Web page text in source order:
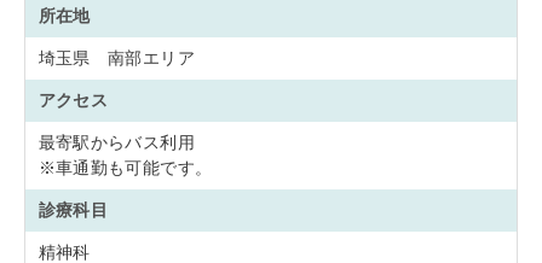
所在地
埼玉県 南部エリア
アクセス
最寄駅からバス利用
※車通勤も可能です。
診療科目
精神科